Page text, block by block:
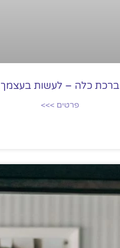
ברכת כלה – לעשות בעצמך
פרטים >>>